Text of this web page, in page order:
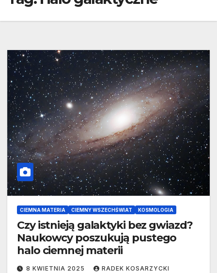
CIEMNA MATERIA CIEMNY WSZECHŚWIAT KOSMOLOGIA
Czy istnieją galaktyki bez gwiazd?
Naukowcy poszukują pustego
halo ciemnej materii
8 KWIETNIA 2025 RADEK KOSARZYCKI